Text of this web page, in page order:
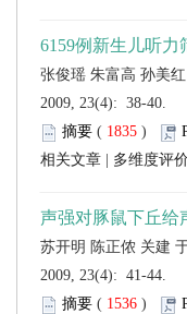
2009, 23(4): 38-40.
(
)
2009, 23(4): 41-44.
(
)